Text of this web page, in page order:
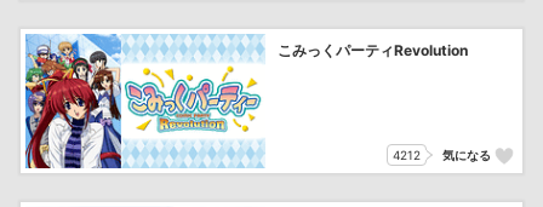
こみっくパーティRevolution
4212 気になる